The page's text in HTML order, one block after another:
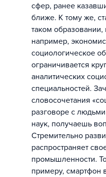
сфер, ранее
ближе. К тому же,
таком
например,
социологическое
ограничивается
аналитических
специальностей.
словосочетания
разговоре с
наук, получаешь
Стремительно
распространяет
промышленности.
примеру, смартфон